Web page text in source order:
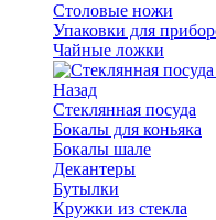
Столовые ножи
Упаковки для
Чайные ложки
Назад
Стеклянная посуда
Бокалы для коньяка
Бокалы шале
Декантеры
Бутылки
Кружки из стекла